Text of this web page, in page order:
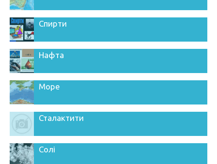
Спирти
Нафта
Море
Сталактити
Солі